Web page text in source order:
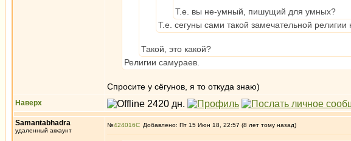
Т.е. вы не-умный, пишущий для умных?
Т.е. сегуны сами такой замечательной
Такой, это какой?
Религии самураев.
Спросите у сёгунов, я то откуда знаю)
Наверх
Samantabhadra
удаленный аккаунт
№424016 Добавлено: Пт 15 Июн 18, 22:57 (8 лет тому назад)